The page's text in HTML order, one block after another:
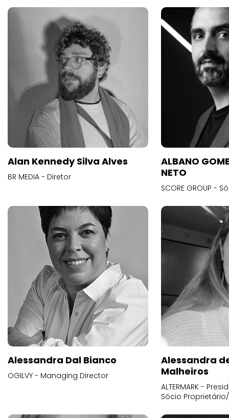
Alan Kennedy Silva Alves
BR MEDIA - Diretor
ALBANO
NETO
SCORE GROUP -
Alessandra Dal Bianco
OGILVY - Managing Director
Alessandra
Malheiros
ALTERMARK -
Sócio